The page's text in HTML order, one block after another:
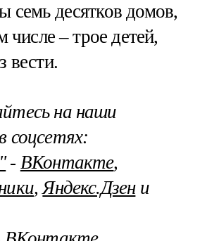
семь десятков домов,
числе – трое детей,
вести.
на наши
соцсетях:
‐ ВКонтакте,
,Яндекс.Дзени